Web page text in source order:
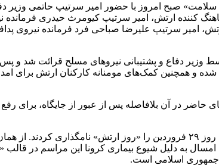
صبح امروز با حضور امیر سرتیپ حاتمی وزیر
کننده ارتش، امیر سرتیپ کیومرث حیدری فرمانده
امیر سرتیپ علیرضا صباحی فرد فرمانده نیروی
دفاع و پشتیبانی نیروهای مسلح قرائت شد و پس
و همچنین کمک‌های مومنانه کارکنان ارتش برای
استان برگزار و یگان‌های حاضر در آن بلافاصله پس از عبور از
امام خمینی (ره) بنیانگذار کبیر انقلاب اسلامی در سال ۱۳۵۸ روز ۲۹
به دلیل شیوع بیماری کرونا این مراسم در
جمهوری اسلامی است.